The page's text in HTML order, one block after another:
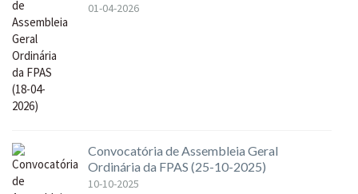
01-04-2026
Convocatória de Assembleia Geral
Ordinária da FPAS (25-10-2025)
10-10-2025